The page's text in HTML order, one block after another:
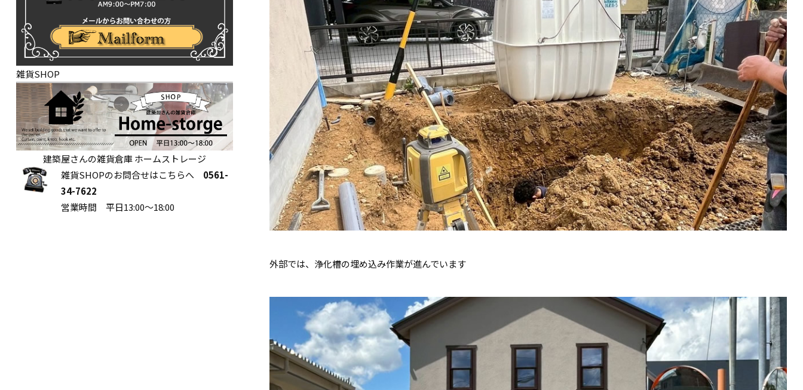
外部では、浄化槽の埋め込み作業が進んでいます
雑貨SHOP
建築屋さんの雑貨倉庫 ホームストレージ
雑貨SHOPのお問合せはこちらへ 0561-
34-7622
営業時間 平日13:00～18:00